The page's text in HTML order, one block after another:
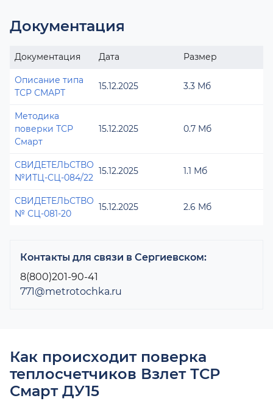
Документация
Документация Дата Размер
Описание типа
ТСР СМАРТ
15.12.2025 3.3 Мб
Методика
поверки ТСР
Смарт
15.12.2025 0.7 Мб
СВИДЕТЕЛЬСТВО
№ИТЦ-СЦ-084/22
15.12.2025 1.1 Мб
СВИДЕТЕЛЬСТВО
№ СЦ-081-20
15.12.2025 2.6 Мб
Контакты для связи в Сергиевском:
8(800)201-90-41
771@metrotochka.ru
Как происходит поверка
теплосчетчиков Взлет ТСР
Смарт ДУ15